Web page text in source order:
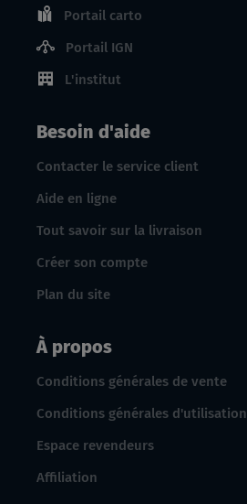
Portail carto
Portail IGN
L'institut
Besoin d'aide
Contacter le service client
Aide en ligne
Tout savoir sur la livraison
Créer son compte
Plan du site
À propos
Conditions générales de vente
Conditions générales d'utilisation
Espace revendeurs
Affiliation